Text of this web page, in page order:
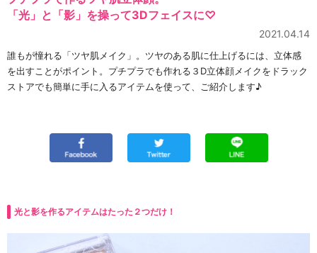
「光」と「影」を操って3Dフェイスに♡
2021.04.14
誰もが憧れる「ツヤ肌メイク」。ツヤのある肌に仕上げるには、立体感
を出すことがポイント。プチプラでも作れる３D立体顔メイクをドラック
ストアでも簡単に手に入るアイテムを使って、ご紹介します♪
光と影を作るアイテムはたった２つだけ！